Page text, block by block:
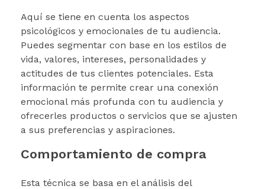
Aquí se tiene en cuenta los aspectos
psicológicos y emocionales de tu audiencia.
Puedes segmentar con base en los estilos de
vida, valores, intereses, personalidades y
actitudes de tus clientes potenciales. Esta
información te permite crear una conexión
emocional más profunda con tu audiencia y
ofrecerles productos o servicios que se ajusten
a sus preferencias y aspiraciones.
Comportamiento de compra
Esta técnica se basa en el análisis del